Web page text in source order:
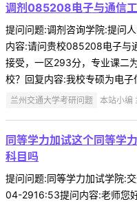
调剂085208电子与通信
提问问题:调剂咨询学院:提
内容:请问贵校085208电子与
接受，一区293分，专业课二
校？回复内容:我校专硕为电
兰州交通大学考研问题 本站小编
同等学力加试这个同等学
科目吗
提问问题:同等学力加试学院:
04-2916:53提问内容:老师您